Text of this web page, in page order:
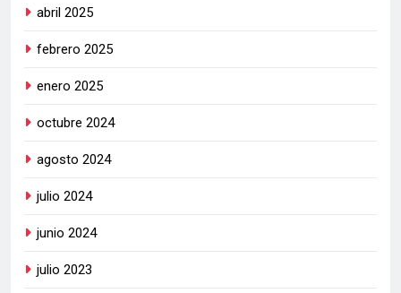
abril 2025
febrero 2025
enero 2025
octubre 2024
agosto 2024
julio 2024
junio 2024
julio 2023